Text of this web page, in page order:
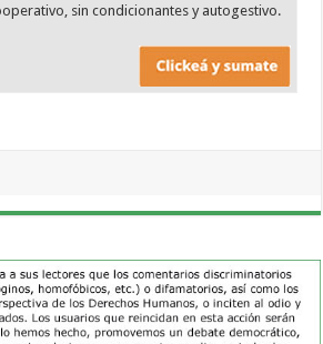
sin condicionantes y autogestivo.